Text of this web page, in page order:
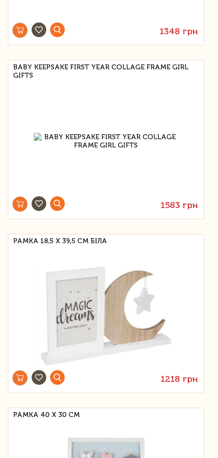
1348 грн
BABY KEEPSAKE FIRST YEAR COLLAGE FRAME GIRL
GIFTS
1583 грн
РАМКА 18,5 Х 39,5 СМ БІЛА
1218 грн
РАМКА 40 Х 30 СМ